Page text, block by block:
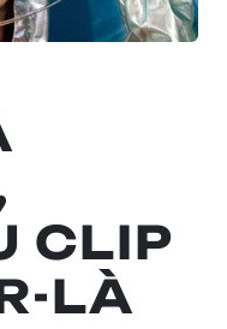
CLIP
LÀ